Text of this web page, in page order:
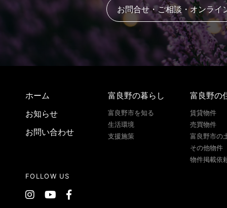
お問合せ・ご相談・オンライ
ホーム
お知らせ
お問い合わせ
富良野の暮らし
富良野市を知る
生活環境
支援施策
富良野の
賃貸物件
売買物件
富良野市の
その他物件
物件掲載依
FOLLOW US